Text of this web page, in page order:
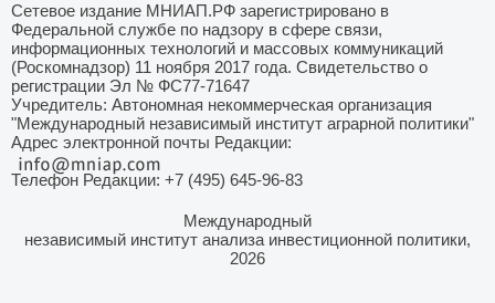
Сетевое издание МНИАП.РФ зарегистрировано в
Федеральной службе по надзору в сфере связи,
информационных технологий и массовых коммуникаций
(Роскомнадзор) 11 ноября 2017 года. Свидетельство о
регистрации Эл № ФС77-71647
Учредитель: Автономная некоммерческая организация
"Международный независимый институт аграрной политики"
Адрес электронной почты Редакции:
Телефон Редакции: +7 (495) 645-96-83
Международный
независимый институт анализа инвестиционной политики,
2026